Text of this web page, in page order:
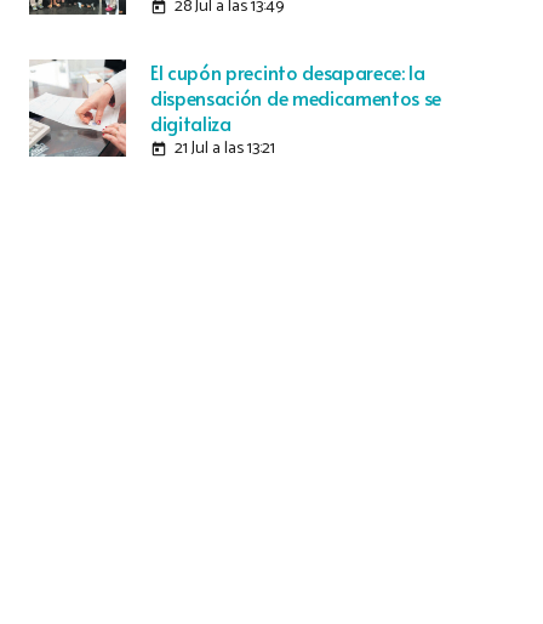
today 28 Jul a las 13:49
El cupón precinto desaparece: la
dispensación de medicamentos se
digitaliza
today 21 Jul a las 13:21